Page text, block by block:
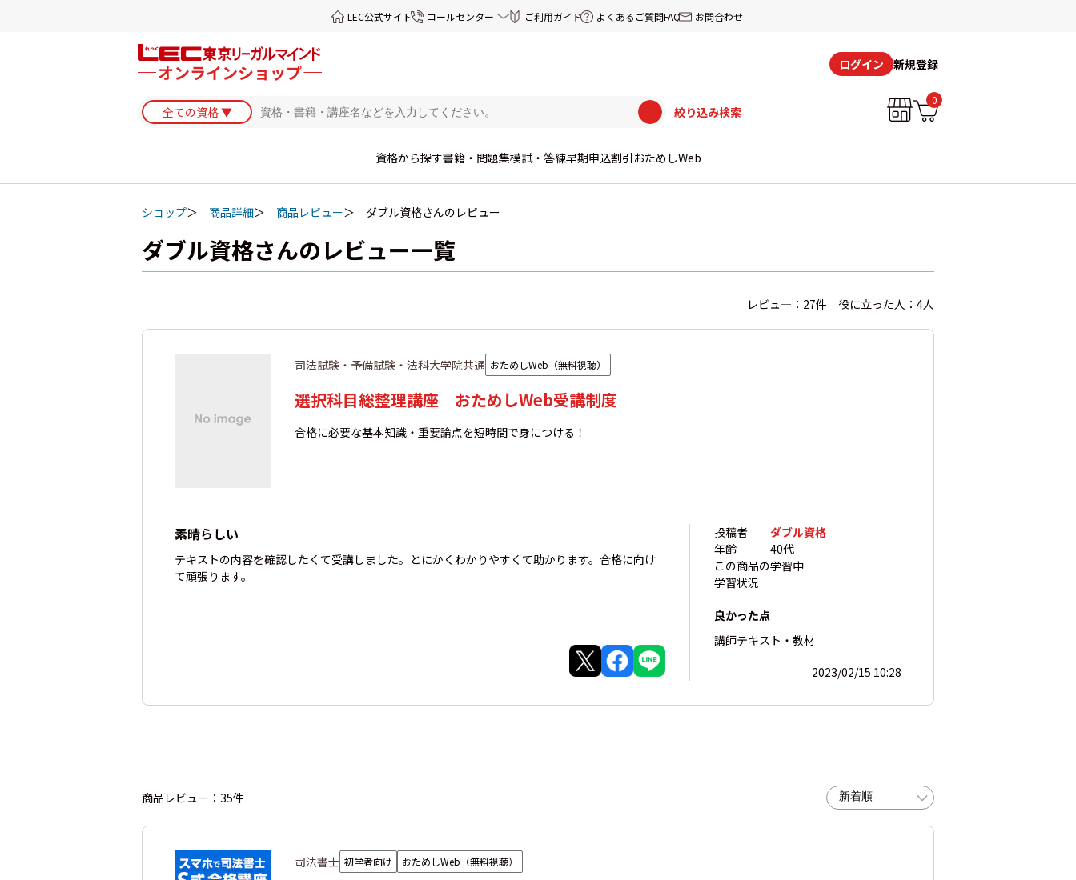
LEC公式サイト コールセンター ご利用ガイド よくあるご質問FAQ お問合わせ
ログイン 新規登録
絞り込み検索
0
資格から探す書籍・問題集模試・答練早期申込割引 おためしWeb
ショップ 商品詳細 商品レビュー ダブル資格さんのレビュー
ダブル資格さんのレビュー一覧
レビュ―：27件 役に立った人：4人
司法試験・予備試験・法科大学院共通 おためしWeb（無料視聴）
選択科目総整理講座 おためしWeb受講制度
合格に必要な基本知識・重要論点を短時間で身につける！
素晴らしい
テキストの内容を確認したくて受講しました。とにかくわかりやすくて助かります。合格に向け
て頑張ります。
投稿者
ダブル資格
年齢
40代
この商品の
学習状況
学習中
良かった点
講師テキスト・教材
2023/02/15 10:28
商品レビュー：35件
司法書士 初学者向け おためしWeb（無料視聴）